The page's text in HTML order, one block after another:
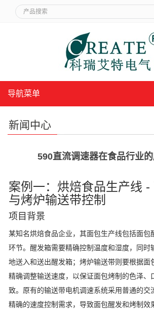
导航菜单
新闻中心
590直流调速器在食品行业
案例一：烘焙食品生产线 -
与烤炉输送带控制
项目背景
某知名烘焙食品企业，其面包生产线包括面包
环节。醒发箱需要精确控制温度和湿度，同时
地送入和送出醒发箱；烤炉输送带则要根据面
精确调整输送速度，以保证面包烤制的色泽、
致。原有的输送带电机调速系统采用普通的交
精确的速度控制需求，导致面包醒发和烤制效